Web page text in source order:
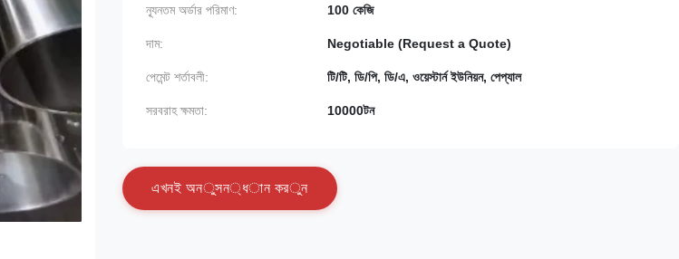
ন্যূনতম অর্ডার পরিমাণ: 100 কেজি
দাম: Negotiable (Request a Quote)
পেমেন্ট শর্তাবলী: টি/টি, ডি/পি, ডি/এ, ওয়েস্টার্ন ইউনিয়ন, পেপ্যাল
সরবরাহ ক্ষমতা: 10000টন
এখনই অনুসন্ধান করুন